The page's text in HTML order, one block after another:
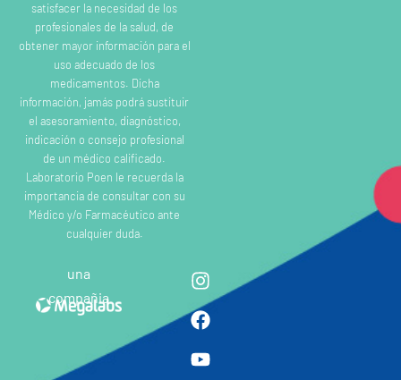
satisfacer la necesidad de los
profesionales de la salud, de
obtener mayor información para el
uso adecuado de los
medicamentos. Dicha
información, jamás podrá sustituir
el asesoramiento, diagnóstico,
indicación o consejo profesional
de un médico calificado.
Laboratorio Poen le recuerda la
importancia de consultar con su
Médico y/o Farmacéutico ante
cualquier duda.
una
compañia